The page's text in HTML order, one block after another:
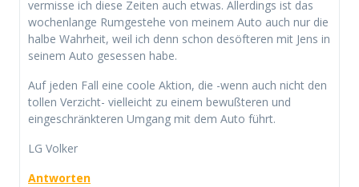
vermisse ich diese Zeiten auch etwas. Allerdings ist das
wochenlange Rumgestehe von meinem Auto auch nur die
halbe Wahrheit, weil ich denn schon desöfteren mit Jens in
seinem Auto gesessen habe.
Auf jeden Fall eine coole Aktion, die -wenn auch nicht den
tollen Verzicht- vielleicht zu einem bewußteren und
eingeschränkteren Umgang mit dem Auto führt.
LG Volker
Antworten